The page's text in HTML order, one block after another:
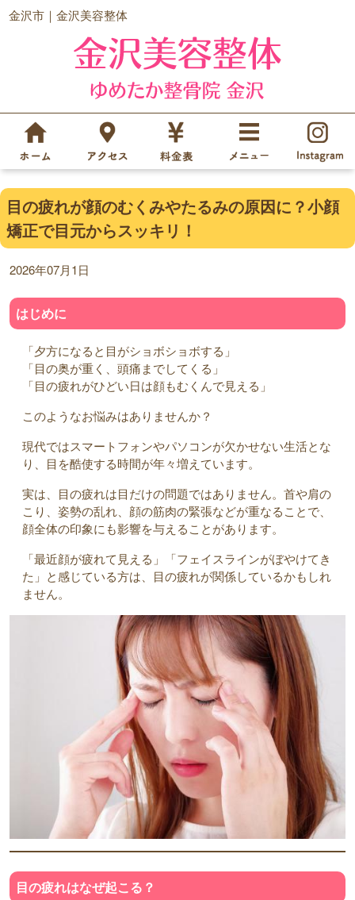
金沢市｜金沢美容整体
目の疲れが顔のむくみやたるみの原因に？小顔
矯正で目元からスッキリ！
2026年07月1日
はじめに
「夕方になると目がショボショボする」
「目の奥が重く、頭痛までしてくる」
「目の疲れがひどい日は顔もむくんで見える」
このようなお悩みはありませんか？
現代ではスマートフォンやパソコンが欠かせない生活とな
り、目を酷使する時間が年々増えています。
実は、目の疲れは目だけの問題ではありません。首や肩の
こり、姿勢の乱れ、顔の筋肉の緊張などが重なることで、
顔全体の印象にも影響を与えることがあります。
「最近顔が疲れて見える」「フェイスラインがぼやけてき
た」と感じている方は、目の疲れが関係しているかもしれ
ません。
目の疲れはなぜ起こる？